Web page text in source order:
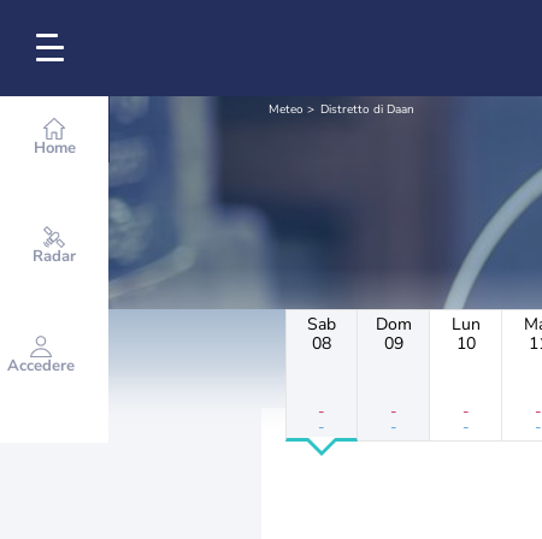
Home
Radar
Accedere
Meteo Distretto di Daan
Sab
08
-
-
Dom
09
-
-
Lun
10
-
-
-
-